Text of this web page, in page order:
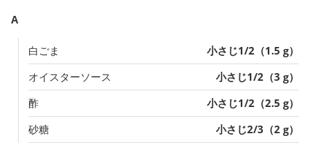
A
白ごま
小さじ1/2（1.5 g）
オイスターソース
小さじ1/2（3 g）
酢
小さじ1/2（2.5 g）
砂糖
小さじ2/3（2 g）